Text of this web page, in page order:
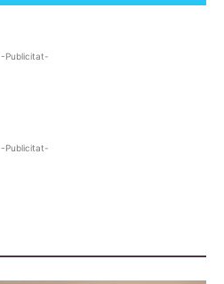
-Publicitat-
-Publicitat-